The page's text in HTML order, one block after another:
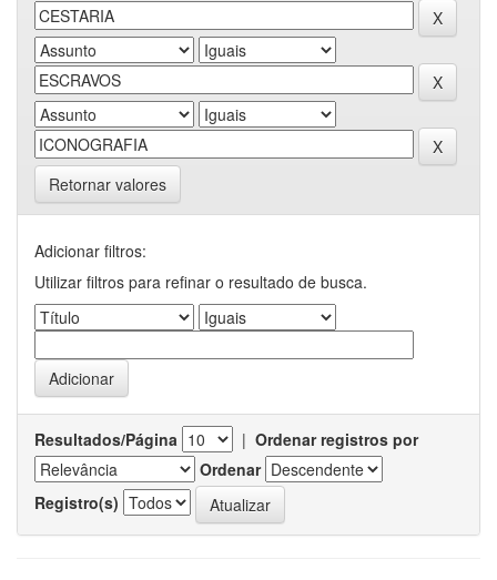
Retornar valores
Adicionar filtros:
Utilizar filtros para refinar o resultado de busca.
Resultados/Página | Ordenar registros por
Ordenar
Registro(s)